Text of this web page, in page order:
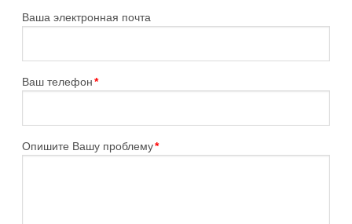
Ваша электронная почта
Ваш телефон*
Опишите Вашу проблему*